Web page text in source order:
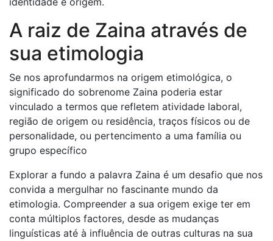
A raiz de Zaina através de
sua etimologia
Se nos aprofundarmos na origem etimológica, o
significado do sobrenome Zaina poderia estar
vinculado a termos que refletem atividade laboral,
região de origem ou residência, traços físicos ou de
personalidade, ou pertencimento a uma família ou
grupo específico
Explorar a fundo a palavra Zaina é um desafio que nos
convida a mergulhar no fascinante mundo da
etimologia. Compreender a sua origem exige ter em
conta múltiplos factores, desde as mudanças
linguísticas até à influência de outras culturas na sua